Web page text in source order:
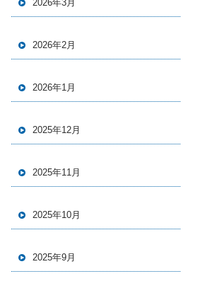
2026年3月
2026年2月
2026年1月
2025年12月
2025年11月
2025年10月
2025年9月